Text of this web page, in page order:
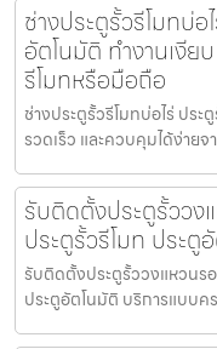
ช่างประตูรั้วรีโมทบ่อ
อัตโนมัติ ทำงานเงีย
รีโมทหรือมือถือ
ช่างประตูรั้วรีโมทบ่อไร่ ประ
รวดเร็ว และควบคุมได้ง่าย
รับติดตั้งประตูรั้วว
ประตูรั้วรีโมท ประตู
รับติดตั้งประตูรั้ววงแหวนร
ประตูอัตโนมัติ บริการแบบ